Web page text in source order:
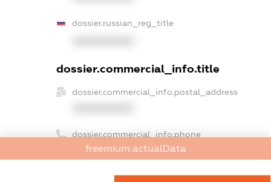
dossier.russian_reg_title
dossier.commercial_info.title
dossier.commercial_info.postal_address
dossier.commercial_info.phone
XXXXXXXXXX
dossier.commercial_info.fax
freemium.actualData